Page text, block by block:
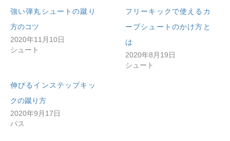
強い弾丸シュートの蹴り
方のコツ
2020年11月10日
シュート
フリーキックで使えるカ
ーブシュートのかけ方と
は
2020年8月19日
シュート
伸びるインステップキッ
クの蹴り方
2020年9月17日
パス